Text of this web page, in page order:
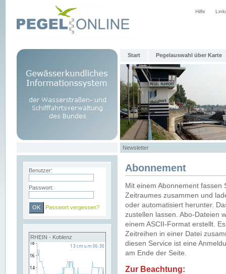
Hilfe
Start Pegelauswahl über Karte
Newsletter
Benutzer:
Passwort:
Passwort vergessen?
RHEIN - Koblenz
Abonnement
Mit einem Abonnement
Zeitraumes zusammen und
oder automatisiert herunter.
zustellen lassen. Abo-Dateien
einem ASCII-Format erstellt.
Zeitreihen in einer Datei
diesen Service ist eine
am Ende der Seite.
Zur Beachtung: